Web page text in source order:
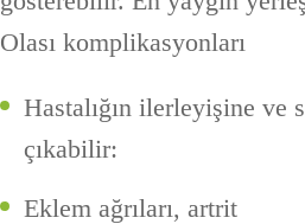
Olası komplikasyonları
Hastalığın ilerleyişine ve
çıkabilir:
Eklem ağrıları, artrit